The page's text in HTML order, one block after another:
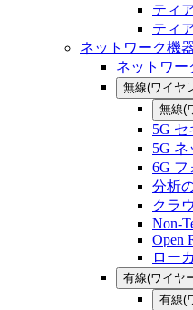
ティ
ティ
ネットワーク機
ネットワー
無線(ワイヤ
無線(
5G セ
5G
6G フ
分析
クラ
Non-
Open
ロー
有線(ワイヤ
有線(